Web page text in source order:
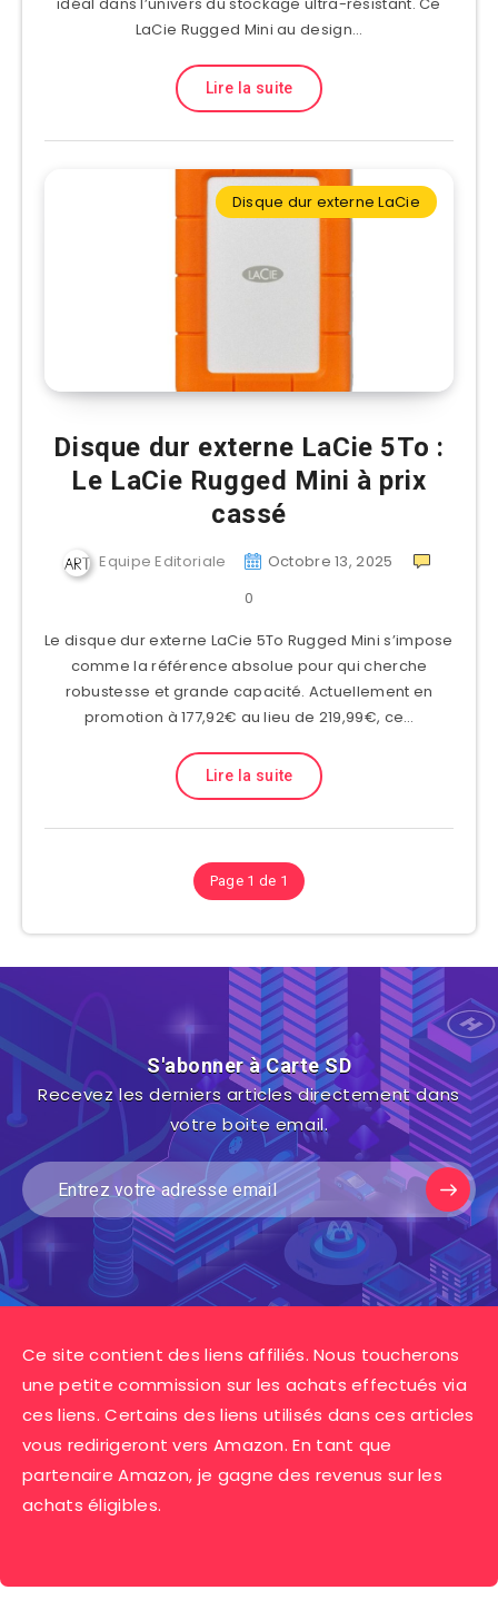
idéal dans l’univers du stockage ultra-résistant. Ce
LaCie Rugged Mini au design…
Lire la suite
Disque dur externe LaCie
Disque dur externe LaCie 5To :
Le LaCie Rugged Mini à prix
cassé
Equipe Editoriale
Octobre 13, 2025
0
Le disque dur externe LaCie 5To Rugged Mini s’impose
comme la référence absolue pour qui cherche
robustesse et grande capacité. Actuellement en
promotion à 177,92€ au lieu de 219,99€, ce…
Lire la suite
Page 1 de 1
S'abonner à Carte SD
Recevez les derniers articles directement dans
votre boite email.
Ce site contient des liens affiliés. Nous toucherons
une petite commission sur les achats effectués via
ces liens. Certains des liens utilisés dans ces articles
vous redirigeront vers Amazon. En tant que
partenaire Amazon, je gagne des revenus sur les
achats éligibles.